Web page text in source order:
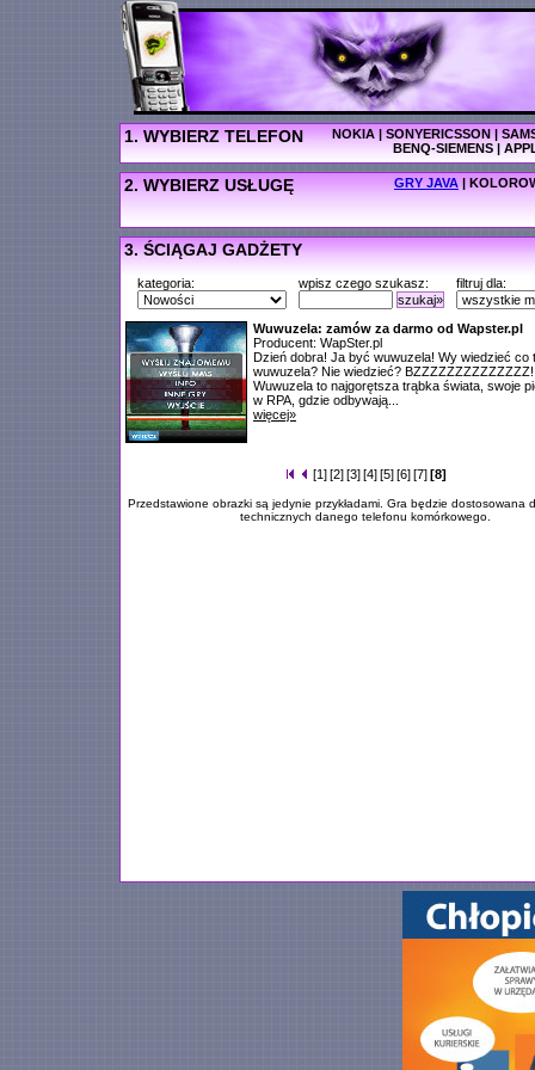
1. WYBIERZ TELEFON NOKIA|SONYERICSSON|
BENQ-SIEMENS|
2. WYBIERZ USŁUGĘ GRY JAVA |
3. ŚCIĄGAJ GADŻETY
kategoria:
wpisz czego szukasz:
szukaj»
filtruj dla:
Wuwuzela: zamów za darmo od Wapster.pl
Producent: WapSter.pl
Dzień dobra! Ja być wuwuzela! Wy wiedzieć co
wuwuzela? Nie wiedzieć?
Wuwuzela to najgorętsza trąbka świata, swoje
w RPA, gdzie odbywają...
więcej»
[1][2][3][4][5][6][7][8]
Przedstawione obrazki są jedynie przykładami. Gra będzie dostosowana
technicznych danego telefonu komórkowego.